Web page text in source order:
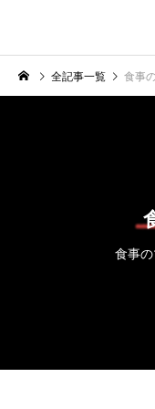
全記事一覧 食事
食事